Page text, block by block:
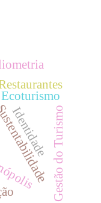
Ecoturismo
IdentidadeGestão do Turismo